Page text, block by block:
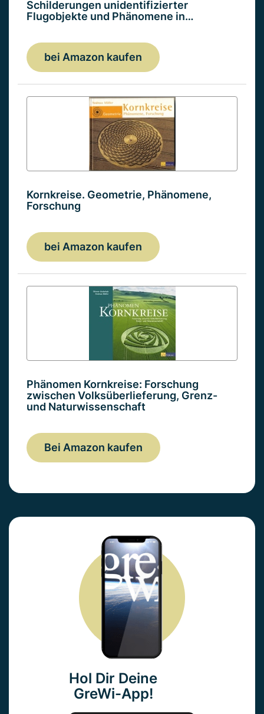
Schilderungen unidentifizierter
Flugobjekte und Phänomene in…
bei Amazon kaufen
Kornkreise. Geometrie, Phänomene,
Forschung
bei Amazon kaufen
Phänomen Kornkreise: Forschung
zwischen Volksüberlieferung, Grenz-
und Naturwissenschaft
Bei Amazon kaufen
Hol Dir Deine
GreWi-App!